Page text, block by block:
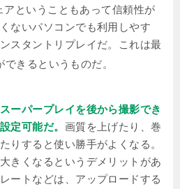
ということもあって信頼性が
ないパソコンでも利用しやす
スタントリプレイだ。これは最
できるというものだ。
ーパープレイを後から撮影でき
定可能だ。 画質を上げたり、巻
りすると使い勝手がよくなる。
きくなるというデメリットがあ
ートなどは、アップロードする